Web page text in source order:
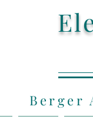
Berger